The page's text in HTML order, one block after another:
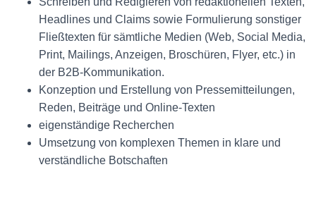
Headlines und Claims sowie Formulierung sonstiger
Fließtexten für sämtliche Medien (Web, Social Media,
Print, Mailings, Anzeigen, Broschüren, Flyer, etc.) in
der B2B-Kommunikation.
Konzeption und Erstellung von Pressemitteilungen,
Reden, Beiträge und Online-Texten
eigenständige Recherchen
Umsetzung von komplexen Themen in klare und
verständliche Botschaften